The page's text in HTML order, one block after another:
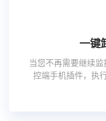
一键
当您不再需要继续
控端手机插件，执